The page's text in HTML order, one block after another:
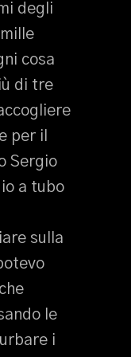
degli
cosa
di tre
per il
Sergio
a tubo
sulla
le
i